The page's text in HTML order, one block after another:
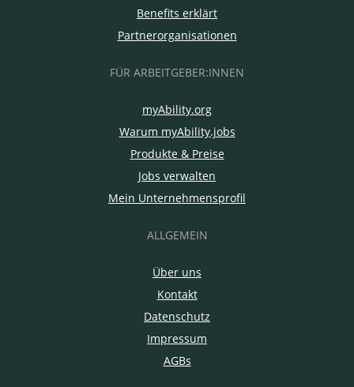
Benefits erklärt
Partnerorganisationen
FÜR ARBEITGEBER:INNEN
myAbility.org
Warum myAbility.jobs
Produkte & Preise
Jobs verwalten
Mein Unternehmensprofil
ALLGEMEIN
Über uns
Kontakt
Datenschutz
Impressum
AGBs